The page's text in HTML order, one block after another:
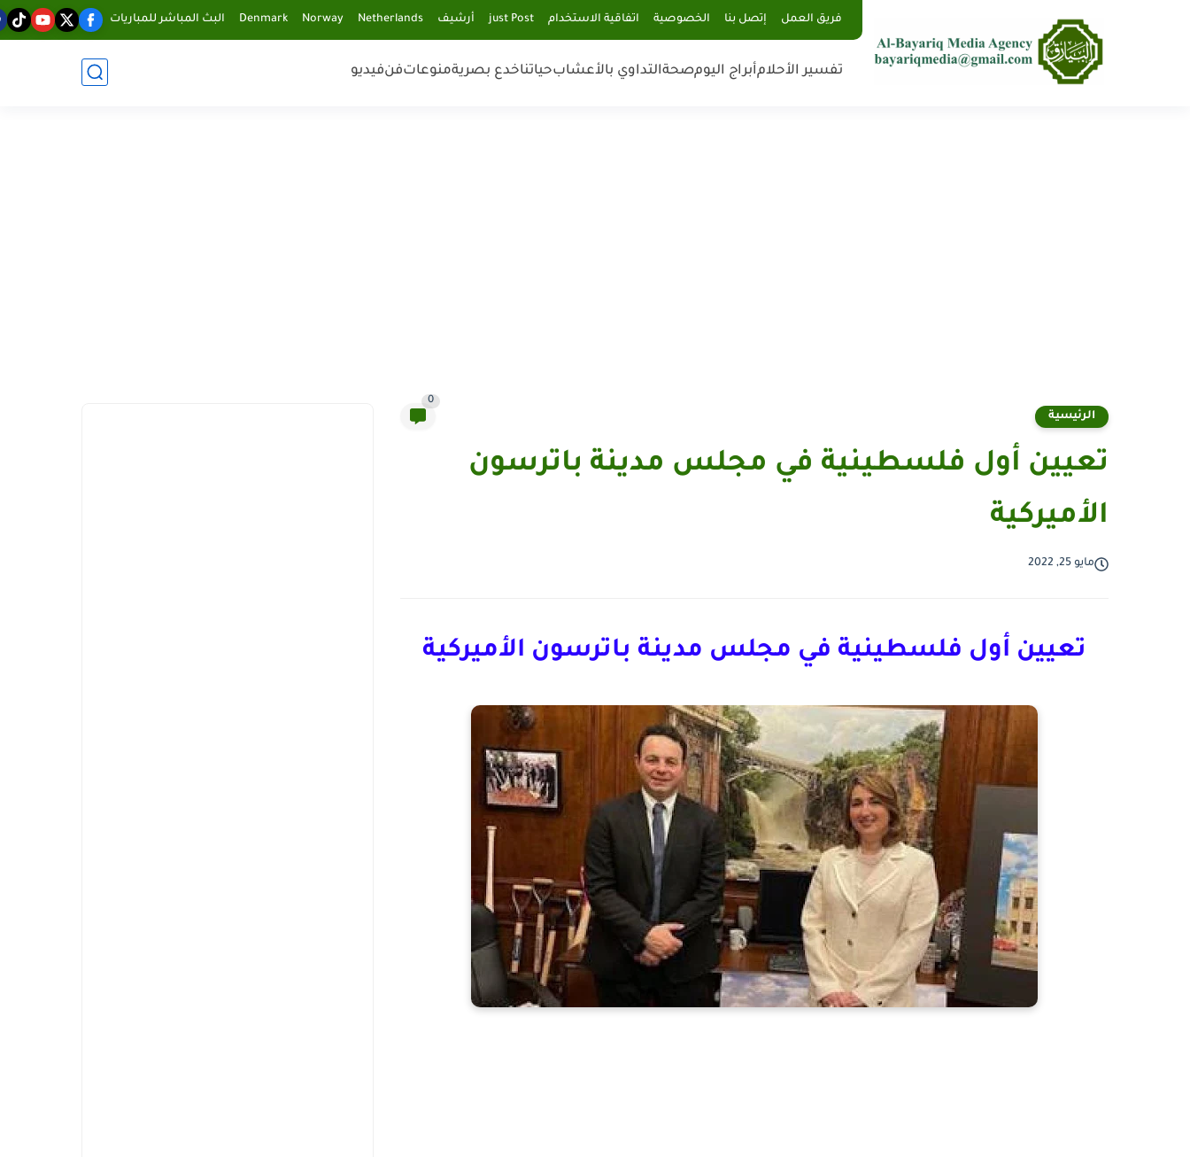
فريق العمل إتصل بنا الخصوصية اتفاقية الاستخدام just Post أرشيف Netherlands
Norway
Denmark البث المباشر للمباريات
تفسير الأحلامأبراج اليومصحةالتداوي بالأعشابحياتناخدع بصريةمنوعاتفنفيديو
الرئيسية
0
تعيين أول فلسطينية في مجلس مدينة باترسون
الأميركية
مايو 25, 2022
تعيين أول فلسطينية في مجلس مدينة باترسون الأميركية